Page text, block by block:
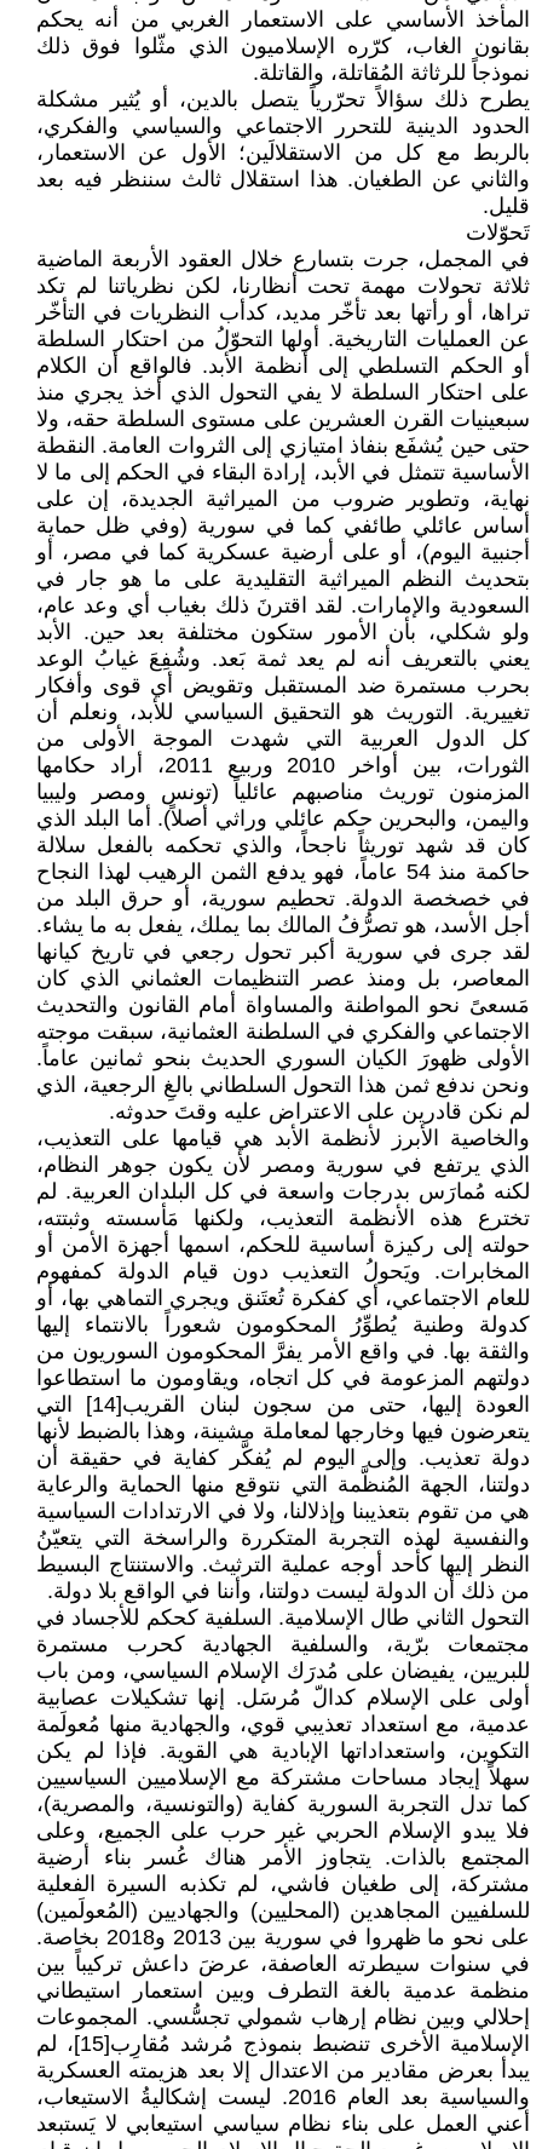
المأخذ الأساسي على الاستعمار الغربي من أنه يحكم
بقانون الغاب، كرّره الإسلاميون الذي مثّلوا فوق ذلك
نموذجاً للرثاثة المُقاتلة، والقاتلة.
يطرح ذلك سؤالاً تحرّرياً يتصل بالدين، أو يُثير مشكلة
الحدود الدينية للتحرر الاجتماعي والسياسي والفكري،
بالربط مع كل من الاستقلالَين؛ الأول عن الاستعمار،
والثاني عن الطغيان. هذا استقلال ثالث سننظر فيه بعد
قليل.
تَحوّلات
في المجمل، جرت بتسارع خلال العقود الأربعة الماضية
ثلاثة تحولات مهمة تحت أنظارنا، لكن نظرياتنا لم تكد
تراها، أو رأتها بعد تأخّر مديد، كدأب النظريات في التأخّر
عن العمليات التاريخية. أولها التحوّلُ من احتكار السلطة
أو الحكم التسلطي إلى أنظمة الأبد. فالواقع أن الكلام
على احتكار السلطة لا يفي التحول الذي أخذ يجري منذ
سبعينيات القرن العشرين على مستوى السلطة حقه، ولا
حتى حين يُشفَع بنفاذ امتيازي إلى الثروات العامة. النقطة
الأساسية تتمثل في الأبد، إرادة البقاء في الحكم إلى ما لا
نهاية، وتطوير ضروب من الميراثية الجديدة، إن على
أساس عائلي طائفي كما في سورية (وفي ظل حماية
أجنبية اليوم)، أو على أرضية عسكرية كما في مصر، أو
بتحديث النظم الميراثية التقليدية على ما هو جار في
السعودية والإمارات. لقد اقترنَ ذلك بغياب أي وعد عام،
ولو شكلي، بأن الأمور ستكون مختلفة بعد حين. الأبد
يعني بالتعريف أنه لم يعد ثمة بَعد. وشُفِعَ غيابُ الوعد
بحرب مستمرة ضد المستقبل وتقويض أي قوى وأفكار
تغييرية. التوريث هو التحقيق السياسي للأبد، ونعلم أن
كل الدول العربية التي شهدت الموجة الأولى من
الثورات، بين أواخر 2010 وربيع 2011، أراد حكامها
المزمنون توريث مناصبهم عائلياً (تونس ومصر وليبيا
واليمن، والبحرين حكم عائلي وراثي أصلاً). أما البلد الذي
كان قد شهد توريثاً ناجحاً، والذي تحكمه بالفعل سلالة
حاكمة منذ 54 عاماً، فهو يدفع الثمن الرهيب لهذا النجاح
في خصخصة الدولة. تحطيم سورية، أو حرق البلد من
أجل الأسد، هو تصرُّفُ المالك بما يملك، يفعل به ما يشاء.
لقد جرى في سورية أكبر تحول رجعي في تاريخ كيانها
المعاصر، بل ومنذ عصر التنظيمات العثماني الذي كان
مَسعىً نحو المواطنة والمساواة أمام القانون والتحديث
الاجتماعي والفكري في السلطنة العثمانية، سبقت موجته
الأولى ظهورَ الكيان السوري الحديث بنحو ثمانين عاماً.
ونحن ندفع ثمن هذا التحول السلطاني بالغِ الرجعية، الذي
لم نكن قادرين على الاعتراض عليه وقتَ حدوثه.
والخاصية الأبرز لأنظمة الأبد هي قيامها على التعذيب،
الذي يرتفع في سورية ومصر لأن يكون جوهر النظام،
لكنه مُمارَس بدرجات واسعة في كل البلدان العربية. لم
تخترع هذه الأنظمة التعذيب، ولكنها مَأسسته وثبتته،
حولته إلى ركيزة أساسية للحكم، اسمها أجهزة الأمن أو
المخابرات. ويَحولُ التعذيب دون قيام الدولة كمفهوم
للعام الاجتماعي، أي كفكرة تُعتَنق ويجري التماهي بها، أو
كدولة وطنية يُطوِّرُ المحكومون شعوراً بالانتماء إليها
والثقة بها. في واقع الأمر يفرَّ المحكومون السوريون من
دولتهم المزعومة في كل اتجاه، ويقاومون ما استطاعوا
العودة إليها، حتى من سجون لبنان القريب[14] التي
يتعرضون فيها وخارجها لمعاملة مشينة، وهذا بالضبط لأنها
دولة تعذيب. وإلى اليوم لم يُفكَّر كفاية في حقيقة أن
دولتنا، الجهة المُنظَّمة التي نتوقع منها الحماية والرعاية
هي من تقوم بتعذيبنا وإذلالنا، ولا في الارتدادات السياسية
والنفسية لهذه التجربة المتكررة والراسخة التي يتعيّنُ
النظر إليها كأحد أوجه عملية الترثيث. والاستنتاج البسيط
من ذلك أن الدولة ليست دولتنا، وأننا في الواقع بلا دولة.
التحول الثاني طال الإسلامية. السلفية كحكم للأجساد في
مجتمعات برّية، والسلفية الجهادية كحرب مستمرة
للبريين، يفيضان على مُدرَك الإسلام السياسي، ومن باب
أولى على الإسلام كدالّ مُرسَل. إنها تشكيلات عصابية
عدمية، مع استعداد تعذيبي قوي، والجهادية منها مُعولَمة
التكوين، واستعداداتها الإبادية هي القوية. فإذا لم يكن
سهلاً إيجاد مساحات مشتركة مع الإسلاميين السياسيين
كما تدل التجربة السورية كفاية (والتونسية، والمصرية)،
فلا يبدو الإسلام الحربي غير حرب على الجميع، وعلى
المجتمع بالذات. يتجاوز الأمر هناك عُسر بناء أرضية
مشتركة، إلى طغيان فاشي، لم تكذبه السيرة الفعلية
للسلفيين المجاهدين (المحليين) والجهاديين (المُعولَمين)
على نحو ما ظهروا في سورية بين 2013 و2018 بخاصة.
في سنوات سيطرته العاصفة، عرضَ داعش تركيباً بين
منظمة عدمية بالغة التطرف وبين استعمار استيطاني
إحلالي وبين نظام إرهاب شمولي تجسُّسي. المجموعات
الإسلامية الأخرى تنضبط بنموذج مُرشد مُقارِب[15]، لم
يبدأ بعرض مقادير من الاعتدال إلا بعد هزيمته العسكرية
والسياسية بعد العام 2016. ليست إشكاليةُ الاستيعاب،
أعني العمل على بناء نظام سياسي استيعابي لا يَستبعد